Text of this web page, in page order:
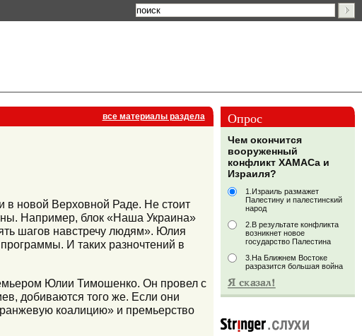
все материалы раздела
в новой Верховной Раде. Не стоит
Например, блок «Наша Украина»
шагов навстречу людям». Юлия
И таких разночтений в
Юлии Тимошенко. Он провел с
добиваются того же. Если они
коалицию» и премьерство
Опрос
Чем окончится
вооруженный
конфликт ХАМАСа и
Израиля?
1.Израиль размажет
Палестину и палестинский
народ
2.В результате конфликта
возникнет новое
государство Палестина
3.На Ближнем Востоке
разразится большая война